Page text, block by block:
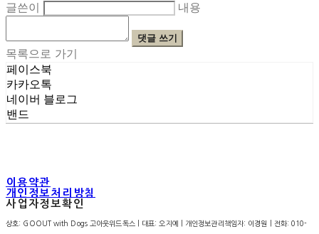
글쓴이
내용
댓글 쓰기
목록으로 가기
페이스북
카카오톡
네이버 블로그
밴드
이용약관
개인정보처리방침
사업자정보확인
상호: GOOUT with Dogs 고아웃위드독스 | 대표: 오지예 | 개인정보관리책임자: 이경원 | 전화: 010-